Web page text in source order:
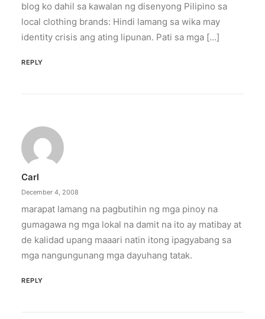
blog ko dahil sa kawalan ng disenyong Pilipino sa
local clothing brands: Hindi lamang sa wika may
identity crisis ang ating lipunan. Pati sa mga […]
REPLY
Carl
December 4, 2008
marapat lamang na pagbutihin ng mga pinoy na
gumagawa ng mga lokal na damit na ito ay matibay at
de kalidad upang maaari natin itong ipagyabang sa
mga nangungunang mga dayuhang tatak.
REPLY